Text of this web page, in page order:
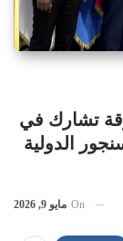
تشارك في
الدولية
On مايو 9, 2026